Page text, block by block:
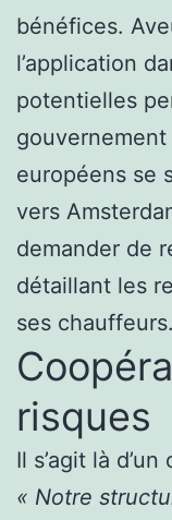
bénéfices.
l’application
potentielles
européens se
vers
demander de
détaillant les
ses chauffeurs.
risques
Il s’agit là
« Notre